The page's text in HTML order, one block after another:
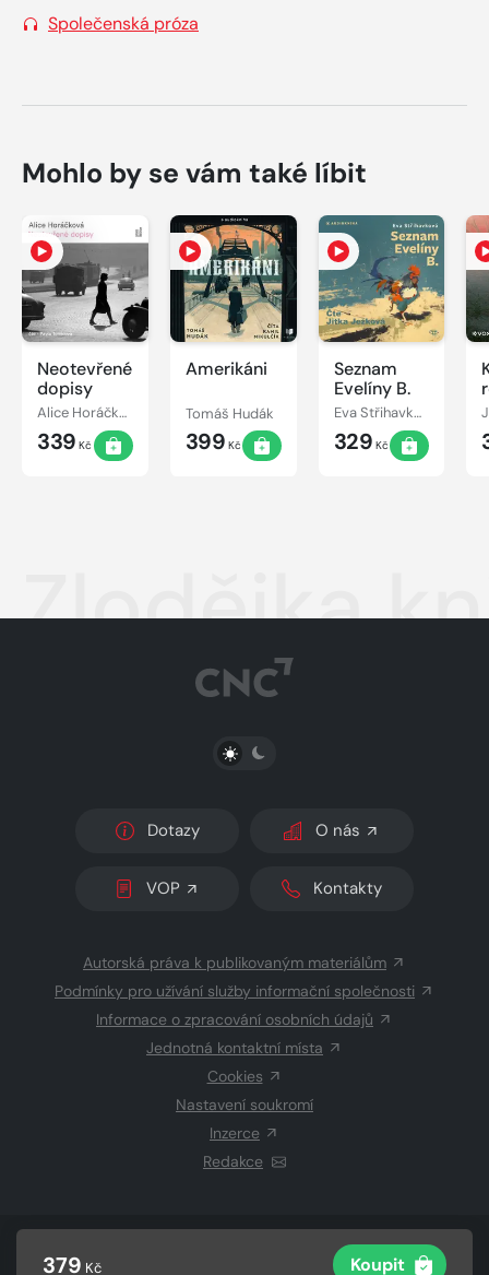
379 Kč Koupit
Společenská próza
Mohlo by se vám také líbit
Neotevřené
dopisy
Alice Horáčková
339 Kč
Amerikáni
Tomáš Hudák
399 Kč
Seznam
Evelíny B.
Eva Střihavková
329 Kč
Zlodějka
PŘEPNOUT SVĚTLÝ/TMAVÝ REŽIM
Dotazy O nás
VOP Kontakty
Autorská práva k publikovaným materiálům
Podmínky pro užívání služby informační společnosti
Informace o zpracování osobních údajů
Jednotná kontaktní místa
Cookies
Nastavení soukromí
Inzerce
Redakce
CZECH NEWS CENTER a.s.a dodavatelé